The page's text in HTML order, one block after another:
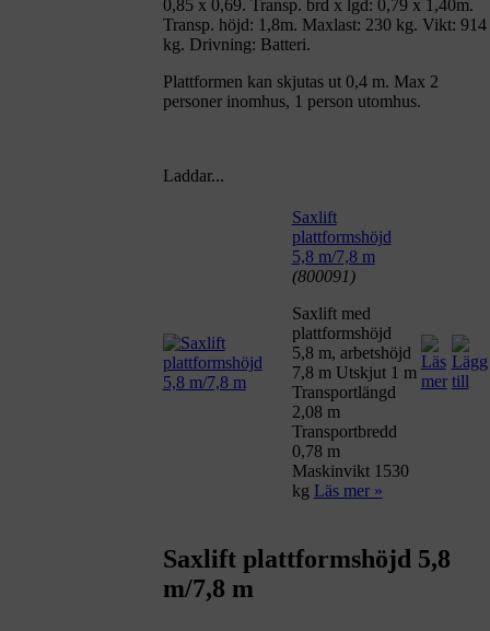
0,85 x 0,69. Transp. brd x lgd: 0,79 x 1,40m.
Transp. höjd: 1,8m. Maxlast: 230 kg. Vikt: 914
kg. Drivning: Batteri.
Plattformen kan skjutas ut 0,4 m. Max 2
personer inomhus, 1 person utomhus.
Laddar...
Saxlift
plattformshöjd
5,8 m/7,8 m
(800091)
Saxlift med
plattformshöjd
5,8 m, arbetshöjd
7,8 m Utskjut 1 m
Transportlängd
2,08 m
Transportbredd
0,78 m
Maskinvikt 1530
kg Läs mer »
Saxlift plattformshöjd 5,8
m/7,8 m